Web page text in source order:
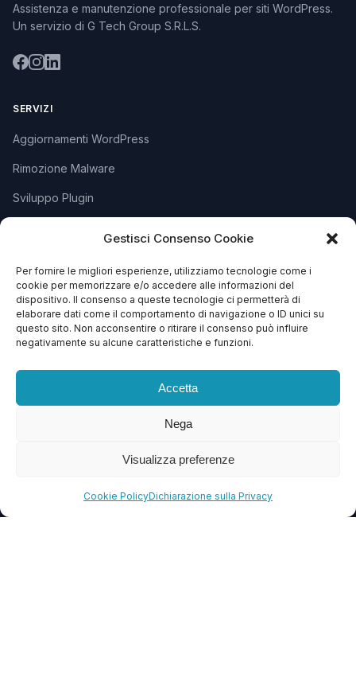
Gestisci Consenso Cookie
Per fornire le migliori esperienze, utilizziamo tecnologie come i
cookie per memorizzare e/o accedere alle informazioni del
dispositivo. Il consenso a queste tecnologie ci permetterà di
elaborare dati come il comportamento di navigazione o ID unici su
questo sito. Non acconsentire o ritirare il consenso può influire
negativamente su alcune caratteristiche e funzioni.
Accetta
Nega
Visualizza preferenze
Cookie PolicyDichiarazione sulla Privacy
Assistenza e manutenzione professionale per siti WordPress.
Un servizio di G Tech Group S.R.L.S.
SERVIZI
Aggiornamenti WordPress
Rimozione Malware
Sviluppo Plugin
SUPPORTO
Apri Ticket
Contattaci
Blog